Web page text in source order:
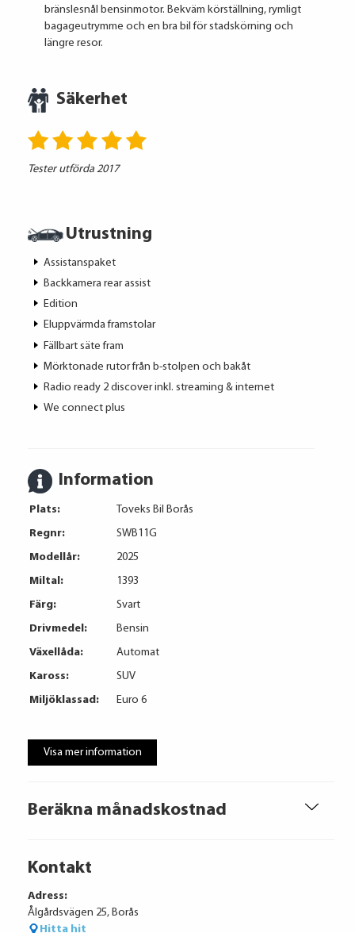
bränslesnål bensinmotor. Bekväm körställning, rymligt
bagageutrymme och en bra bil för stadskörning och
längre resor.
Utrustning
Assistanspaket
Backkamera rear assist
Edition
Eluppvärmda framstolar
Fällbart säte fram
Mörktonade rutor från b-stolpen och bakåt
Radio ready 2 discover inkl. streaming & internet
We connect plus
Säkerhet
Tester utförda 2017
Beräkna månadskostnad
Information
Plats:
Toveks Bil Borås
Regnr:
SWB11G
Modellår:
2025
Miltal:
1393
Färg:
Svart
Drivmedel:
Bensin
Växellåda:
Automat
Kaross:
SUV
Miljöklassad:
Euro 6
Visa mer information
Kontakt
Adress:
Ålgårdsvägen 25, Borås
Hitta hit